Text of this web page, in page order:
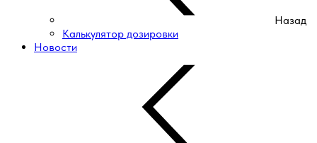
Назад
Калькулятор дозировки
Новости